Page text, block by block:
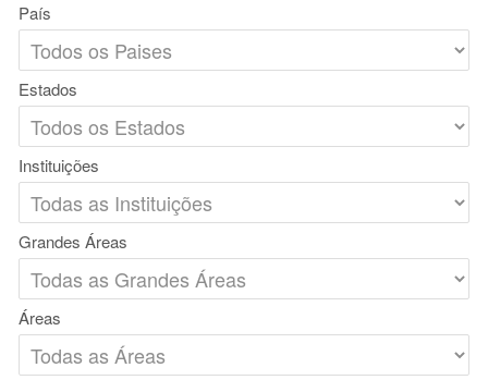
País
Estados
Instituições
Grandes Áreas
Áreas